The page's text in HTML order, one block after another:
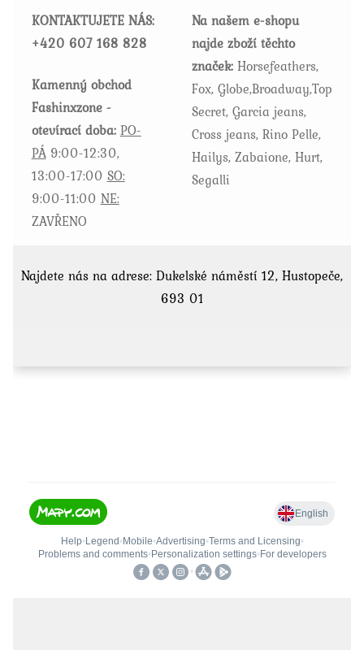
na
stránce
produktu
KONTAKTUJETE NÁS:
+420 607 168 828
Kamenný obchod
Fashinxzone -
otevírací doba: PO-
PÁ9:00-12:30,
13:00-17:00 SO:
9:00-11:00 NE:
ZAVŘENO
Na našem e-shopu
najde zboží těchto
značek: Horsefeathers,
Fox, Globe,Broadway,Top
Secret, Garcia jeans,
Cross jeans, Rino Pelle,
Hailys, Zabaione, Hurt,
Segalli
Najdete nás na adrese: Dukelské náměstí 12, Hustopeče,
693 01